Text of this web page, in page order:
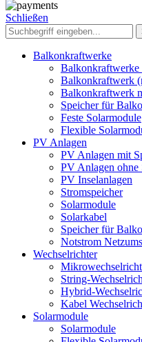
Schließen
Balkonkraftwerke
Balkonkraftwerke
Balkonkraftwerk
Balkonkraftwerk
Speicher für
Feste Solarmodule
Flexible
PV Anlagen
PV Anlagen mit
PV Anlagen ohne
PV Inselanlagen
Stromspeicher
Solarmodule
Solarkabel
Speicher für
Notstrom
Wechselrichter
String-
Hybrid-
Kabel
Solarmodule
Solarmodule